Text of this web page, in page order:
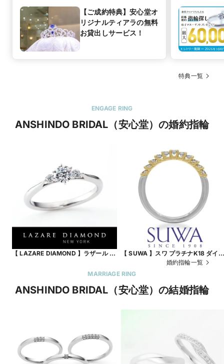
【ご成約特典】安心堂オ
リジナルティアラの無料
お貸出しサービス！
特典一覧
ENGAGE RING
ANSHINDO BRIDAL（安心堂）の婚約指輪
【 LAZARE DIAMOND 】ラザール ダ
【 SUWA 】スワ プラチナK18 ダイヤ
モンド エタニティリング
婚約指輪一覧
MARRIAGE RING
ANSHINDO BRIDAL（安心堂）の結婚指輪